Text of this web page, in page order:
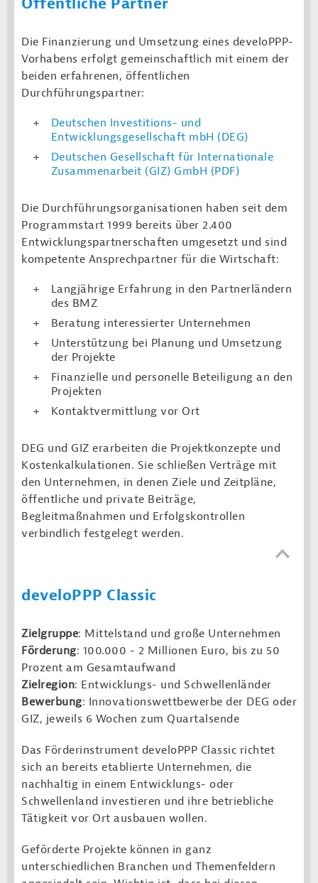
Die Finanzierung und Umsetzung eines develoPPP-
Vorhabens erfolgt gemeinschaftlich mit einem der
beiden erfahrenen, öffentlichen
Durchführungspartner:
Deutschen Investitions- und
Entwicklungsgesellschaft mbH (DEG)
Deutschen Gesellschaft für Internationale
Zusammenarbeit (GIZ) GmbH (PDF)
Die Durchführungsorganisationen haben seit dem
Programmstart 1999 bereits über 2.400
Entwicklungspartnerschaften umgesetzt und sind
kompetente Ansprechpartner für die Wirtschaft:
Langjährige Erfahrung in den Partnerländern
des BMZ
Beratung interessierter Unternehmen
Unterstützung bei Planung und Umsetzung
der Projekte
Finanzielle und personelle Beteiligung an den
Projekten
Kontaktvermittlung vor Ort
DEG und GIZ erarbeiten die Projektkonzepte und
Kostenkalkulationen. Sie schließen Verträge mit
den Unternehmen, in denen Ziele und Zeitpläne,
öffentliche und private Beiträge,
Begleitmaßnahmen und Erfolgskontrollen
verbindlich festgelegt werden.
develoPPP Classic
Zielgruppe: Mittelstand und große Unternehmen
Förderung: 100.000 - 2 Millionen Euro, bis zu 50
Prozent am Gesamtaufwand
Zielregion: Entwicklungs- und Schwellenländer
Bewerbung: Innovationswettbewerbe der DEG oder
GIZ, jeweils 6 Wochen zum Quartalsende
Das Förderinstrument develoPPP Classic richtet
sich an bereits etablierte Unternehmen, die
nachhaltig in einem Entwicklungs- oder
Schwellenland investieren und ihre betriebliche
Tätigkeit vor Ort ausbauen wollen.
Geförderte Projekte können in ganz
unterschiedlichen Branchen und Themenfeldern